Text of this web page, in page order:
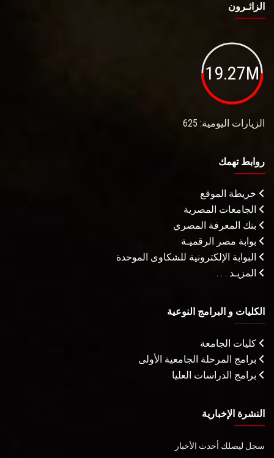
الزائـرون
19.27M
الزيارات اليومية: 625
روابط تهمك
خريطة الموقع
الجامعات المصرية
بنك المعرفة المصري
بوابة مصر الرقميـة
البوابة الإلكترونية للشكاوى الموحدة
المزيـد . . .
الكليات و البرامج النوعية
كليات الجامعة
برامج المرحلة الجامعية الأولى
برامج الدراسات العليا
النشرة الإخبارية
سجل ليصلك أحدث الأخبار